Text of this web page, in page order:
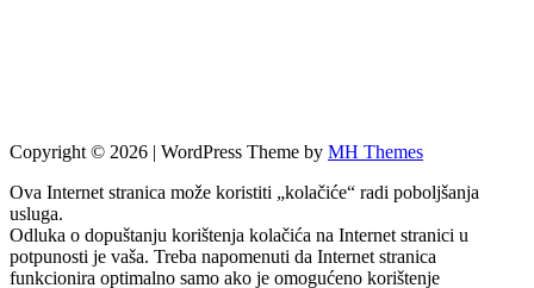
Copyright © 2026 | WordPress Theme by MH Themes
Ova Internet stranica može koristiti „kolačiće“ radi poboljšanja
usluga.
Odluka o dopuštanju korištenja kolačića na Internet stranici u
potpunosti je vaša. Treba napomenuti da Internet stranica
funkcionira optimalno samo ako je omogućeno korištenje